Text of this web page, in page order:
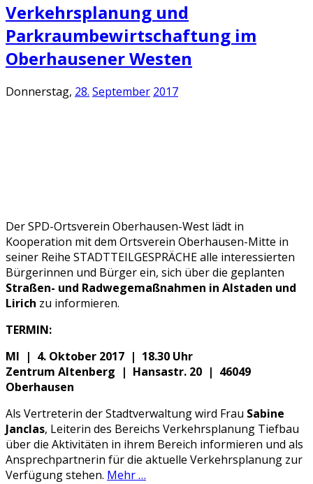
Verkehrsplanung und
Parkraumbewirtschaftung im
Oberhausener Westen
Donnerstag, 28. September 2017
Der SPD-Ortsverein Oberhausen-West lädt in
Kooperation mit dem Ortsverein Oberhausen-Mitte in
seiner Reihe STADTTEILGESPRÄCHE alle interessierten
Bürgerinnen und Bürger ein, sich über die geplanten
Straßen- und Radwegemaßnahmen in Alstaden und
Lirich zu informieren.
TERMIN:
MI | 4. Oktober 2017 | 18.30 Uhr
Zentrum Altenberg | Hansastr. 20 | 46049
Oberhausen
Als Vertreterin der Stadtverwaltung wird Frau Sabine
Janclas, Leiterin des Bereichs Verkehrsplanung Tiefbau
über die Aktivitäten in ihrem Bereich informieren und als
Ansprechpartnerin für die aktuelle Verkehrsplanung zur
Verfügung stehen. Mehr …